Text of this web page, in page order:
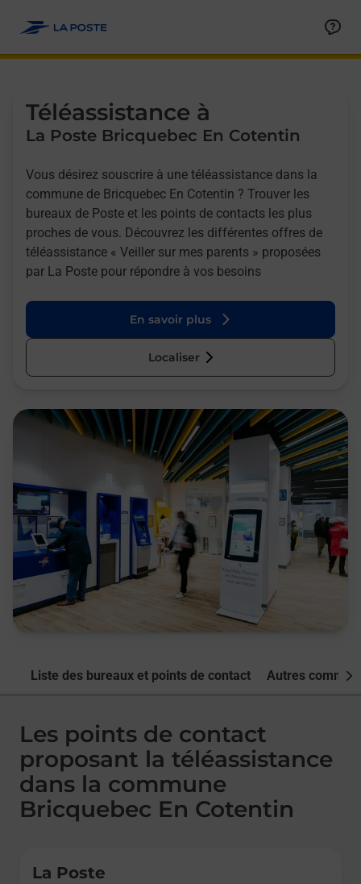
Téléassistance à
La Poste Bricquebec En Cotentin
Vous désirez souscrire à une téléassistance dans la
commune de Bricquebec En Cotentin ? Trouver les
bureaux de Poste et les points de contacts les plus
proches de vous. Découvrez les différentes offres de
téléassistance « Veiller sur mes parents » proposées
par La Poste pour répondre à vos besoins
En savoir plus
Localiser
Liste des bureaux et points de contact Autres
Les points de contact
proposant la téléassistance
dans la commune
Bricquebec En Cotentin
La Poste